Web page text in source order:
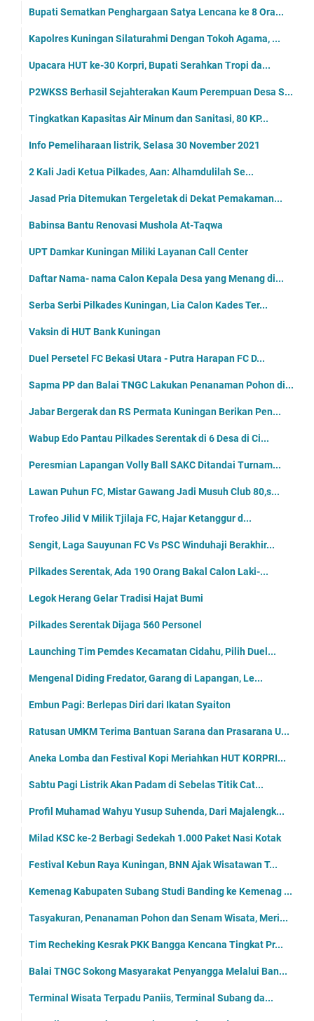
Bupati Sematkan Penghargaan Satya Lencana ke 8 Ora...
Kapolres Kuningan Silaturahmi Dengan Tokoh Agama, ...
Upacara HUT ke-30 Korpri, Bupati Serahkan Tropi da...
P2WKSS Berhasil Sejahterakan Kaum Perempuan Desa S...
Tingkatkan Kapasitas Air Minum dan Sanitasi, 80 KP...
Info Pemeliharaan listrik, Selasa 30 November 2021
2 Kali Jadi Ketua Pilkades, Aan: Alhamdulilah Se...
Jasad Pria Ditemukan Tergeletak di Dekat Pemakaman...
Babinsa Bantu Renovasi Mushola At-Taqwa
UPT Damkar Kuningan Miliki Layanan Call Center
Daftar Nama- nama Calon Kepala Desa yang Menang di...
Serba Serbi Pilkades Kuningan, Lia Calon Kades Ter...
Vaksin di HUT Bank Kuningan
Duel Persetel FC Bekasi Utara - Putra Harapan FC D...
Sapma PP dan Balai TNGC Lakukan Penanaman Pohon di...
Jabar Bergerak dan RS Permata Kuningan Berikan Pen...
Wabup Edo Pantau Pilkades Serentak di 6 Desa di Ci...
Peresmian Lapangan Volly Ball SAKC Ditandai Turnam...
Lawan Puhun FC, Mistar Gawang Jadi Musuh Club 80,s...
Trofeo Jilid V Milik Tjilaja FC, Hajar Ketanggur d...
Sengit, Laga Sauyunan FC Vs PSC Winduhaji Berakhir...
Pilkades Serentak, Ada 190 Orang Bakal Calon Laki-...
Legok Herang Gelar Tradisi Hajat Bumi
Pilkades Serentak Dijaga 560 Personel
Launching Tim Pemdes Kecamatan Cidahu, Pilih Duel...
Mengenal Diding Fredator, Garang di Lapangan, Le...
Embun Pagi: Berlepas Diri dari Ikatan Syaiton
Ratusan UMKM Terima Bantuan Sarana dan Prasarana U...
Aneka Lomba dan Festival Kopi Meriahkan HUT KORPRI...
Sabtu Pagi Listrik Akan Padam di Sebelas Titik Cat...
Profil Muhamad Wahyu Yusup Suhenda, Dari Majalengk...
Milad KSC ke-2 Berbagi Sedekah 1.000 Paket Nasi Kotak
Festival Kebun Raya Kuningan, BNN Ajak Wisatawan T...
Kemenag Kabupaten Subang Studi Banding ke Kemenag ...
Tasyakuran, Penanaman Pohon dan Senam Wisata, Meri...
Tim Recheking Kesrak PKK Bangga Kencana Tingkat Pr...
Balai TNGC Sokong Masyarakat Penyangga Melalui Ban...
Terminal Wisata Terpadu Paniis, Terminal Subang da...